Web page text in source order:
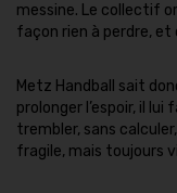
messine. Le collectif
façon rien à perdre,
Metz Handball sait
prolonger l’espoir, il
trembler, sans
fragile, mais toujours